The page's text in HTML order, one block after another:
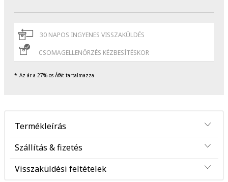
30 NAPOS INGYENES VISSZAKÜLDÉS
CSOMAGELLENŐRZÉS KÉZBESÍTÉSKOR
Az ár a 27%-os Áfát tartalmazza
Termékleírás
Szállítás & fizetés
Visszaküldési feltételek